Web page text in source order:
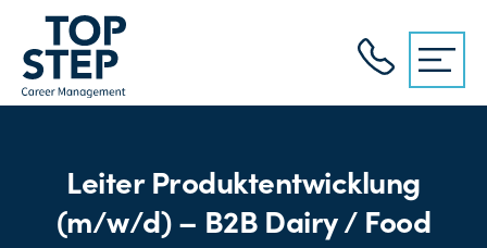
Leiter Produktentwicklung
(m/w/d) – B2B Dairy / Food